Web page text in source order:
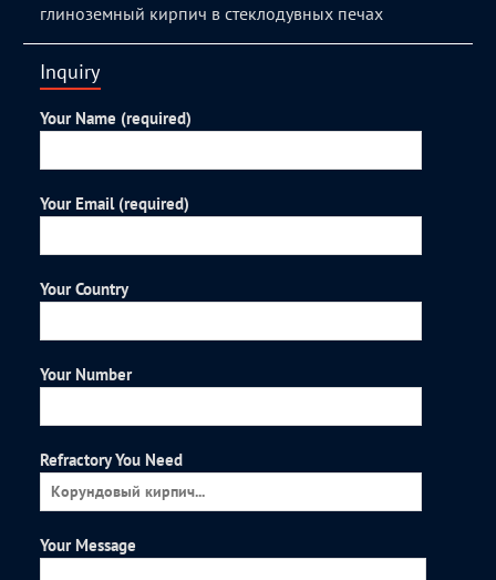
глиноземный кирпич в стеклодувных печах
Inquiry
Your Name (required)
Your Email (required)
Your Country
Your Number
Refractory You Need
Your Message